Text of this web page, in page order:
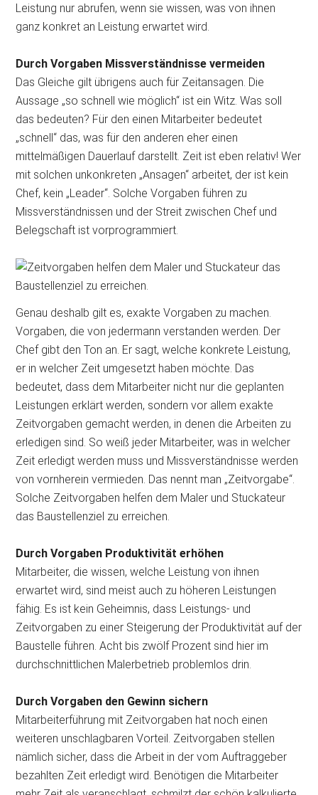
Leistung nur abrufen, wenn sie wissen, was von ihnen
ganz konkret an Leistung erwartet wird.
Durch Vorgaben Missverständnisse vermeiden
Das Gleiche gilt übrigens auch für Zeitansagen. Die
Aussage „so schnell wie möglich“ ist ein Witz. Was soll
das bedeuten? Für den einen Mitarbeiter bedeutet
„schnell“ das, was für den anderen eher einen
mittelmäßigen Dauerlauf darstellt. Zeit ist eben relativ! Wer
mit solchen unkonkreten „Ansagen“ arbeitet, der ist kein
Chef, kein „Leader“. Solche Vorgaben führen zu
Missverständnissen und der Streit zwischen Chef und
Belegschaft ist vorprogrammiert.
Genau deshalb gilt es, exakte Vorgaben zu machen.
Vorgaben, die von jedermann verstanden werden. Der
Chef gibt den Ton an. Er sagt, welche konkrete Leistung,
er in welcher Zeit umgesetzt haben möchte. Das
bedeutet, dass dem Mitarbeiter nicht nur die geplanten
Leistungen erklärt werden, sondern vor allem exakte
Zeitvorgaben gemacht werden, in denen die Arbeiten zu
erledigen sind. So weiß jeder Mitarbeiter, was in welcher
Zeit erledigt werden muss und Missverständnisse werden
von vornherein vermieden. Das nennt man „Zeitvorgabe“.
Solche Zeitvorgaben helfen dem Maler und Stuckateur
das Baustellenziel zu erreichen.
Durch Vorgaben Produktivität erhöhen
Mitarbeiter, die wissen, welche Leistung von ihnen
erwartet wird, sind meist auch zu höheren Leistungen
fähig. Es ist kein Geheimnis, dass Leistungs- und
Zeitvorgaben zu einer Steigerung der Produktivität auf der
Baustelle führen. Acht bis zwölf Prozent sind hier im
durchschnittlichen Malerbetrieb problemlos drin.
Durch Vorgaben den Gewinn sichern
Mitarbeiterführung mit Zeitvorgaben hat noch einen
weiteren unschlagbaren Vorteil. Zeitvorgaben stellen
nämlich sicher, dass die Arbeit in der vom Auftraggeber
bezahlten Zeit erledigt wird. Benötigen die Mitarbeiter